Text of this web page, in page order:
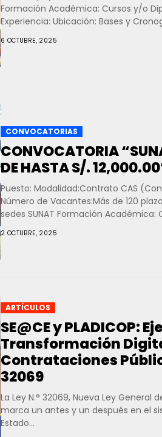
Formación Académica: Cursos y/o
Experiencia: Ubicación: Bases y
6 OCTUBRE, 2025
CONVOCATORIAS
CONVOCATORIA
DE HASTA S/.
Puesto: Modalidad:Contrato CAS
Número de Vacantes:Más de 120
sedes SUNAT Formación Académica:
2 OCTUBRE, 2025
ARTÍCULOS
SE@CE y PLADICOP:
Transformación
Contrataciones
32069
La Ley N.° 32069, Nueva Ley General
marca un antes y un después en el
Estado...